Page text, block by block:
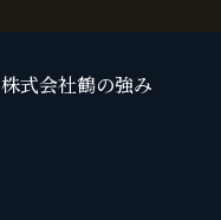
株式会社鶴の強み